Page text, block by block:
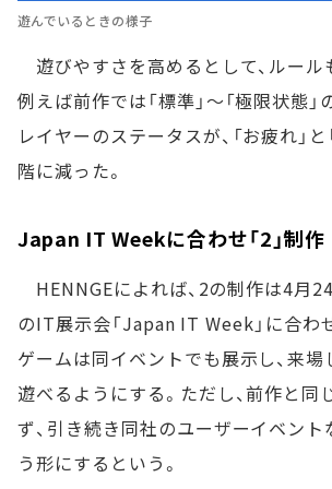
遊んでいるときの様子
遊びやすさを高めるとして、ルール
例えば前作では「標準」～「極限状態
レイヤーのステータスが、「お疲れ」
階に減った。
Japan IT Weekに合わせ「2」制作
HENNGEによれば、2の制作は4月
のIT展示会「Japan IT Week」に合わ
ゲームは同イベントでも展示し、来
遊べるようにする。ただし、前作と同
ず、引き続き同社のユーザーイベント
う形にするという。